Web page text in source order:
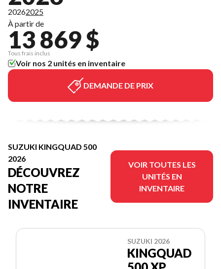
20262025
À partir de
13 869 $
Tous frais inclus
Voir nos 2 unités en inventaire
DEMANDE DE PRIX
SUZUKI KINGQUAD 500
2026
DÉCOUVREZ
NOTRE
INVENTAIRE
VOIR TOUTES LES
UNITÉS EN
INVENTAIRE
SUZUKI 2026
KINGQUAD